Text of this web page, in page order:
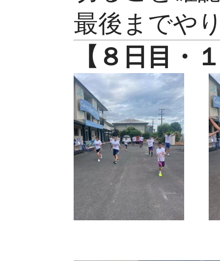
最後までや
【８ 日目・